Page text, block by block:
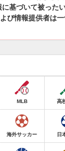
基づいて被った
び情報提供者は
MLB 高
海外サッカー 日